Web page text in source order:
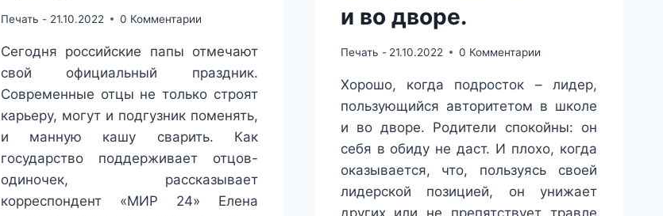
Печать - 21.10.2022 0 Комментарии
Сегодня российские папы отмечают
свой официальный праздник.
Современные отцы не только строят
карьеру, могут и подгузник поменять,
и манную кашу сварить. Как
государство поддерживает отцов-
одиночек, рассказывает
корреспондент «МИР 24» Елена
и во дворе.
Печать - 21.10.2022 0 Комментарии
Хорошо, когда подросток – лидер,
пользующийся авторитетом в школе
и во дворе. Родители спокойны: он
себя в обиду не даст. И плохо, когда
оказывается, что, пользуясь своей
лидерской позицией, он унижает
других или не препятствует травле